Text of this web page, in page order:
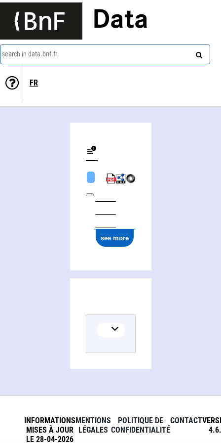
Data
search in data.bnf.fr
FR
see more
INFORMATIONS
MISES À JOUR
LE 28-04-2026
MENTIONS
LÉGALES
POLITIQUE DE
CONFIDENTIALITÉ
CONTACT